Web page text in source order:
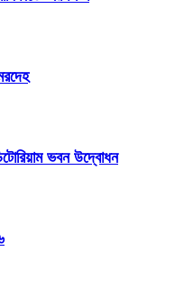
ভবন উদ্বোধন